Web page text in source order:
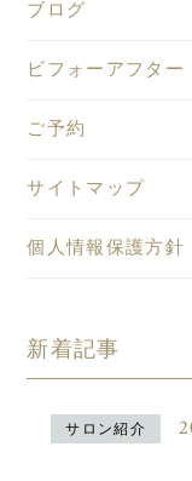
ブログ
ビフォーアフター
ご予約
サイトマップ
個人情報保護方針
新着記事
サロン紹介